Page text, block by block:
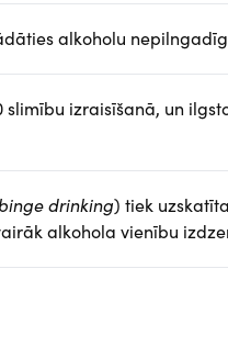
alkoholu
izraisīšanā, un
drinking) tiek
alkohola vienību